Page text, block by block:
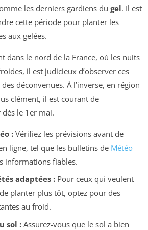
les derniers gardiens du gel. Il est
cette période pour planter les
aux gelées.
dans le nord de la France, où les nuits
il est judicieux d’observer ces
déconvenues. À l’inverse, en région
clément, il est courant de
le 1er mai.
:Vérifiez les prévisions avant de
ligne, tel que les bulletins de Météo
informations fiables.
adaptées :Pour ceux qui veulent
planter plus tôt, optez pour des
au froid.
sol :Assurez-vous que le sol a bien